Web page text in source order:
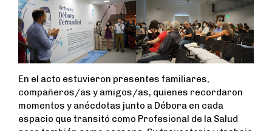
En el acto estuvieron presentes familiares,
compañeros/as y amigos/as, quienes recordaron
momentos y anécdotas junto a Débora en cada
espacio que transitó como Profesional de la Salud